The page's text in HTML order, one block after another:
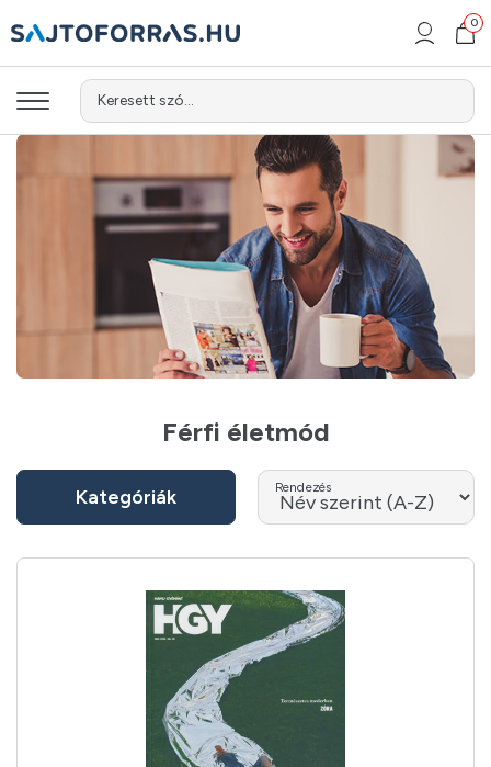
Keresett szó...
0
Férfi életmód
Kategóriák Rendezés